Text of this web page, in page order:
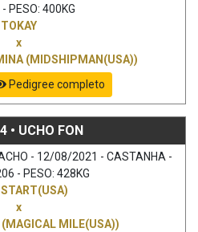
PESO: 400KG
TOKAY
x
(MIDSHIPMAN(USA))
Pedigree completo
• UCHO FON
- 12/08/2021 - CASTANHA -
- PESO: 428KG
START(USA)
x
(MAGICAL MILE(USA))